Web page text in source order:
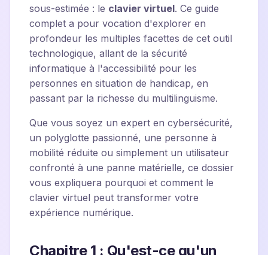
sous-estimée : le clavier virtuel. Ce guide
complet a pour vocation d'explorer en
profondeur les multiples facettes de cet outil
technologique, allant de la sécurité
informatique à l'accessibilité pour les
personnes en situation de handicap, en
passant par la richesse du multilinguisme.
Que vous soyez un expert en cybersécurité,
un polyglotte passionné, une personne à
mobilité réduite ou simplement un utilisateur
confronté à une panne matérielle, ce dossier
vous expliquera pourquoi et comment le
clavier virtuel peut transformer votre
expérience numérique.
Chapitre 1 : Qu'est-ce qu'un